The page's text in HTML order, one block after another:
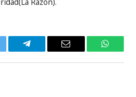
Telegram Email